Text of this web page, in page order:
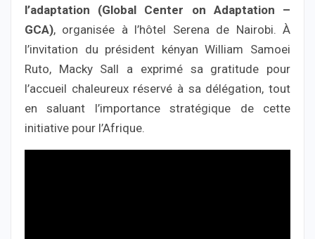
l’adaptation (Global Center on Adaptation –
GCA), organisée à l’hôtel Serena de Nairobi. À
l’invitation du président kényan William Samoei
Ruto, Macky Sall a exprimé sa gratitude pour
l’accueil chaleureux réservé à sa délégation, tout
en saluant l’importance stratégique de cette
initiative pour l’Afrique.